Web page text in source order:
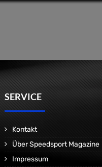
SERVICE
Kontakt
Über Speedsport Magazine
Impressum